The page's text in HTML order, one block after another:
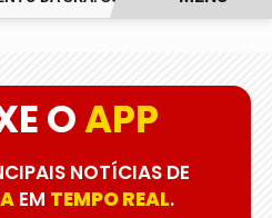
OAPP
NOTÍCIAS DE
EM TEMPO REAL.